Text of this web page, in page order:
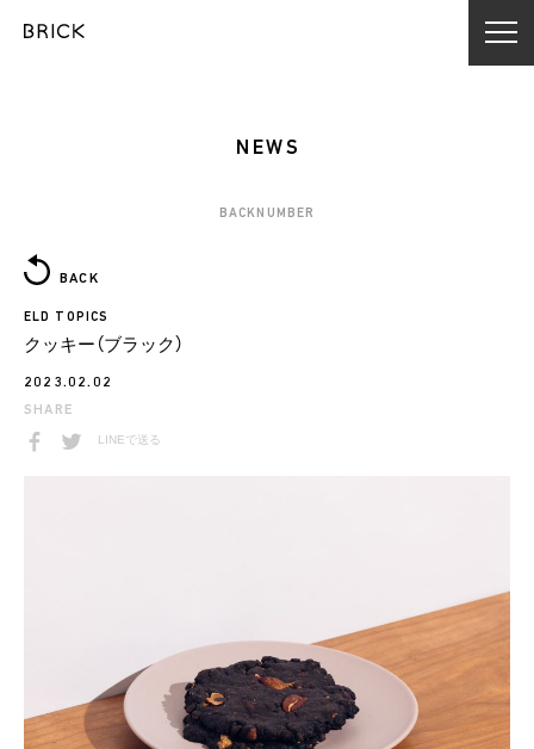
NEWS
BACKNUMBER
BACK
ELD TOPICS
クッキー（ブラック）
2023.02.02
SHARE
LINEで送る